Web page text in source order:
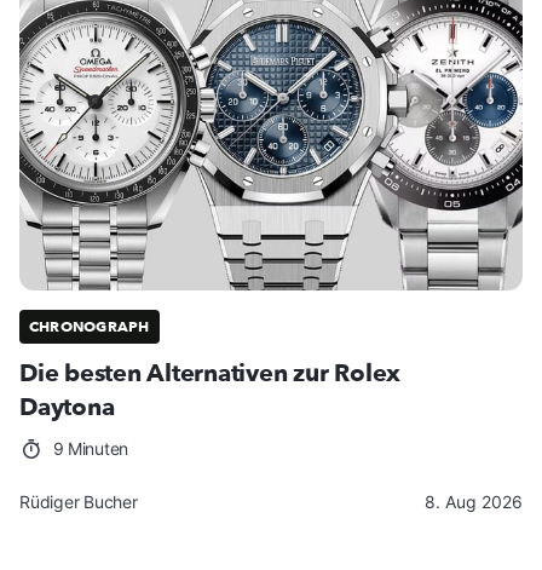
CHRONOGRAPH
Die besten Alternativen zur Rolex
Daytona
9 Minuten
Rüdiger Bucher 8. Aug 2026